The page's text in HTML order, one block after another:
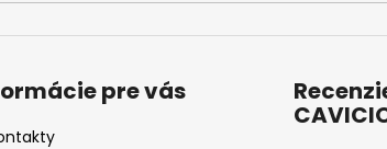
pre vás